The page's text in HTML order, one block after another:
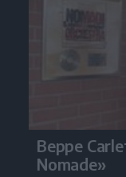
Beppe
Nomade»